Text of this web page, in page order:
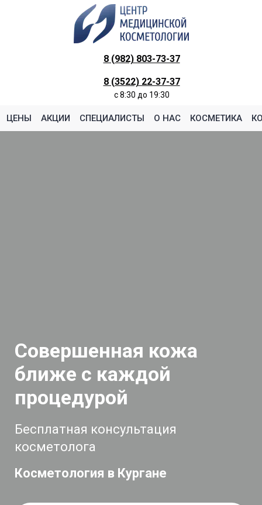
8 (982) 803-73-37
8 (3522) 22-37-37
c 8:30 до 19:30
ЦЕНЫ АКЦИИ СПЕЦИАЛИСТЫ О НАС КОСМЕТИКА
Совершенная кожа
ближе с каждой
процедурой
Бесплатная консультация
косметолога
Косметология в Кургане